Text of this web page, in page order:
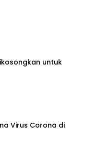
untuk
Virus Corona di